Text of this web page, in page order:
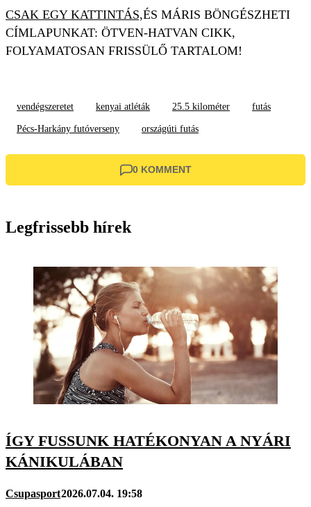
CSAK EGY KATTINTÁS,ÉS MÁRIS BÖNGÉSZHETI
CÍMLAPUNKAT: ÖTVEN-HATVAN CIKK,
FOLYAMATOSAN FRISSÜLŐ TARTALOM!
vendégszeretet kenyai atléták 25.5 kilométer futás
Pécs-Harkány futóverseny országúti futás
0 KOMMENT
Legfrissebb hírek
ÍGY FUSSUNK HATÉKONYAN A NYÁRI
KÁNIKULÁBAN
Csupasport2026.07.04. 19:58